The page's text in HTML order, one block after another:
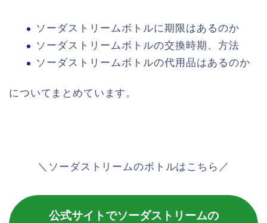
ソーダストリームボトルに期限はあるのか
ソーダストリームボトルの交換時期、方法
ソーダストリームボトルの代用品はあるのか
についてまとめています。
＼ソーダストリームのボトルはこちら／
公式サイトでソーダストリームの